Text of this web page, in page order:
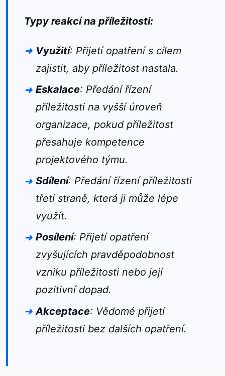
Typy reakcí na příležitosti:
Využití: Přijetí opatření s cílem
zajistit, aby příležitost nastala.
Eskalace: Předání řízení
příležitosti na vyšší úroveň
organizace, pokud příležitost
přesahuje kompetence
projektového týmu.
Sdílení: Předání řízení příležitosti
třetí straně, která ji může lépe
využít.
Posílení: Přijetí opatření
zvyšujících pravděpodobnost
vzniku příležitosti nebo její
pozitivní dopad.
Akceptace: Vědomé přijetí
příležitosti bez dalších opatření.